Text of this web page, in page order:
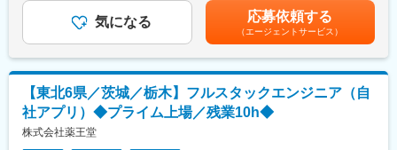
■当ポジションの特徴・魅力：
【残業少な目でプライベートも充実】
月残業17時間以内。完全予約制であるため業務負担がかかりづら
いです。
【多種多様な車種でスキルアップ】
様々な車種に触って頂く機会があることと、整備業務全般だけで
なくお客様へのご説明もして頂くことで、ご自身のスキルも高め
■キャリアパス：
・入社時は部門責任者や店長代行を経て、入社後1年以内での店長
登用を目指します。
・店長として現場・現物で個店経営を実践していただき、その経
験をふまえてブロックマネージャーやエリアマネージャーとし
て、各店舗が個店経営を実現するためのサポートや人財育成を担
います。
・国内での経験・実績をもって海外に挑戦する方もいます。
が適用除外となります（深夜労働が発生した場合は別途、労働時
間に応じて支給します）。賃金はあくまでも目安の金額であり、
選考を通じて上下する可能性があります。月給(月額)は固定手当を
含めた表記です。
気になる 応募依頼する
（エージェントサービス）
【東北6県／茨城／栃木】フルスタックエンジニア（自
社アプリ）◆プライム上場／残業10h◆
株式会社薬王堂